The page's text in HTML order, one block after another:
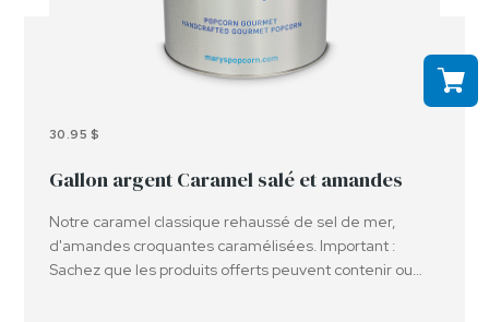
30.95 $
Gallon argent Caramel salé et amandes
Notre caramel classique rehaussé de sel de mer,
d'amandes croquantes caramélisées. Important :
Sachez que les produits offerts peuvent contenir ou